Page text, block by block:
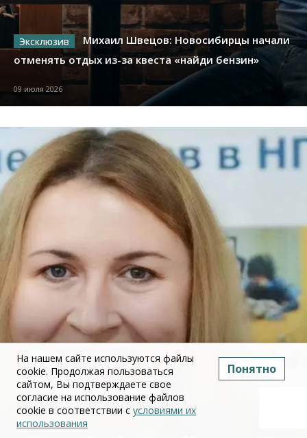
Михаил Швецов: Новосибирцы начали
отменять отдых из-за квеста «найди бензин»
09 июля 2026
На нашем сайте используются файлы
cookie. Продолжая пользоваться
сайтом, Вы подтверждаете свое
согласие на использование файлов
cookie в соответствии с условиями их
использования
Понятно